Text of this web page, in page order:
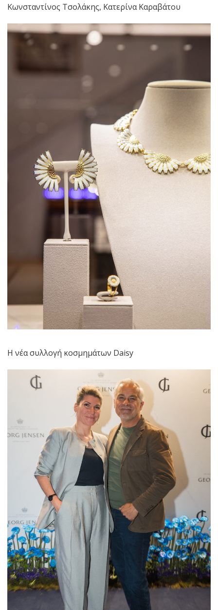
Κωνσταντίνος Τσολάκης, Κατερίνα Καραβάτου
Η νέα συλλογή κοσμημάτων Daisy